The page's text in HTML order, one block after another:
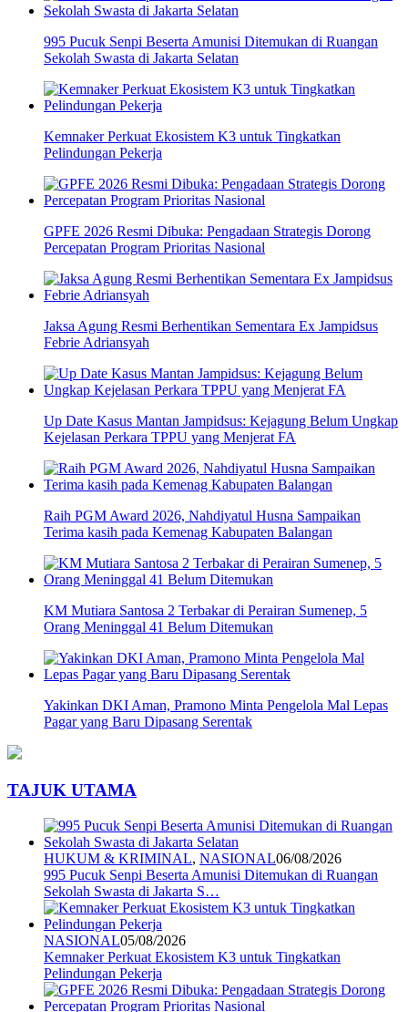
995 Pucuk Senpi Beserta Amunisi Ditemukan di Ruangan
Sekolah Swasta di Jakarta Selatan
Kemnaker Perkuat Ekosistem K3 untuk Tingkatkan
Pelindungan Pekerja
GPFE 2026 Resmi Dibuka: Pengadaan Strategis Dorong
Percepatan Program Prioritas Nasional
Jaksa Agung Resmi Berhentikan Sementara Ex Jampidsus
Febrie Adriansyah
Up Date Kasus Mantan Jampidsus: Kejagung Belum Ungkap
Kejelasan Perkara TPPU yang Menjerat FA
Raih PGM Award 2026, Nahdiyatul Husna Sampaikan
Terima kasih pada Kemenag Kabupaten Balangan
KM Mutiara Santosa 2 Terbakar di Perairan Sumenep, 5
Orang Meninggal 41 Belum Ditemukan
Yakinkan DKI Aman, Pramono Minta Pengelola Mal Lepas
Pagar yang Baru Dipasang Serentak
TAJUK UTAMA
HUKUM & KRIMINAL, NASIONAL06/08/2026
995 Pucuk Senpi Beserta Amunisi Ditemukan di Ruangan
Sekolah Swasta di Jakarta S…
NASIONAL05/08/2026
Kemnaker Perkuat Ekosistem K3 untuk Tingkatkan
Pelindungan Pekerja